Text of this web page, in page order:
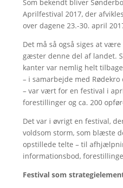
Som bekendt bliver
Aprilfestival 2017, der
over dagene 23.-30. april
Det må så også siges at
gæster denne del af landet.
kanter var nemlig helt
– i samarbejde med
– var vært for en festival i
forestillinger og ca. 200
Det var i øvrigt en festival,
voldsom storm, som blæste
opstillede telte – til
informationsbod,
Festival som